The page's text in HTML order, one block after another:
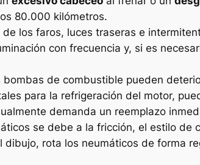
80.000 kilómetros.
los faros, luces traseras e
con frecuencia y, si es
bombas de combustible pueden
para la refrigeración del motor,
demanda un reemplazo
se debe a la fricción, el estilo de
rota los neumáticos de forma